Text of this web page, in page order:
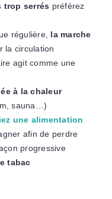
trop serrés préférez
régulière, la marche
la circulation
agit comme une
à la chaleur
sauna…)
une alimentation
afin de perdre
progressive
tabac